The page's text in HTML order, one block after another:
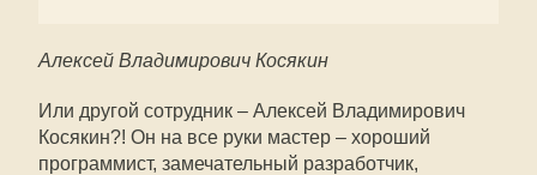
Алексей Владимирович Косякин
Или другой сотрудник – Алексей Владимирович
Косякин?! Он на все руки мастер – хороший
программист, замечательный разработчик,